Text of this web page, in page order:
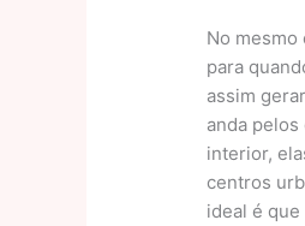
No mesmo
para
assim
anda
interior,
centros
ideal é